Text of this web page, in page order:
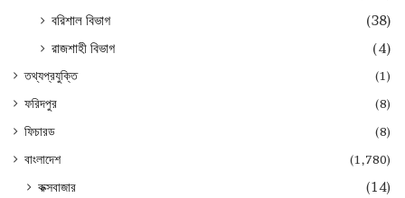
বরিশাল বিভাগ
(38)
রাজশাহী বিভাগ
(4)
তথ্যপ্রযুক্তি
(1)
ফরিদপুর
(8)
ফিচারড
(8)
বাংলাদেশ
(1,780)
কক্সবাজার
(14)